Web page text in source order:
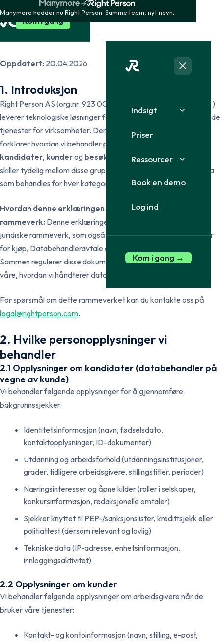
Manymore hedder nu Right Person. Samme team, nyt navn.
Kom i gang
Indsigt
Priser
Ressourcer
Book en demo
Log ind
Kom i gang →
Persondatapolitik
Oppdatert: 20.04.2026
1. Introduksjon
Right Person AS (org.nr. 923 004 114) ("Right Person", "vi", "oss")
leverer teknologiske løsninger for bakgrunnssjekker og tilhørende
tjenester for virksomheter. Denne personvernerklæringen
forklarer hvordan vi behandler personopplysninger om
kandidater, kunderog besøkende på våre nettsider
skiller tydelig mellom disse gruppene for å vise hvilke typer data
som behandles for hver kategori.
Hvordan denne erklæringen inngår i vårt juridiske
rammeverk: Denne erklæringen er en del av Right Persons
juridiske rammeverk, som også inkluderer Vilkår for bruk, Vilkår
for kjøp, Databehandleravtale og Service Level Agreement.
Sammen regulerer disse dokumentene bruken av tjenestene
våre, hvordan vi håndterer data, og våre tjenesteforpliktelser.
For spørsmål om dette rammeverket kan du kontakte oss på
legal@rightperson.com.
2. Hvilke personopplysninger vi
behandler
2.1 Opplysninger om kandidater (databehandler på
vegne av kunde)
Vi behandler følgende opplysninger for å gjennomføre
bakgrunnssjekker:
Identitetsinformasjon (navn, fødselsdato,
kontaktopplysninger, ID-dokumenter)
Utdanning og arbeidsforhold (utdanningsinstitusjoner,
grader, tidligere arbeidsgivere, stillingstitler, perioder)
Næringsinteresser og åpne kilder (roller i selskaper,
konkursinformasjon, redaksjonelle omtaler)
Sjekker knyttet til PEP-/sanksjonslister, kredittsjekk eller
politiattest (dersom relevant og lovlig)
Tekniske data (IP-adresse, enhetsinformasjon,
innloggingsaktivitet)
2.2 Opplysninger om kunder
Vi behandler følgende opplysninger om arbeidsgivere når de
bruker våre tjenester:
Kontakt- og kontoinformasjon (navn, stilling, e-post,